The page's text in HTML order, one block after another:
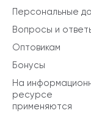
Персональные
Вопросы и
Оптовикам
Бонусы
На
ресурсе
применяются